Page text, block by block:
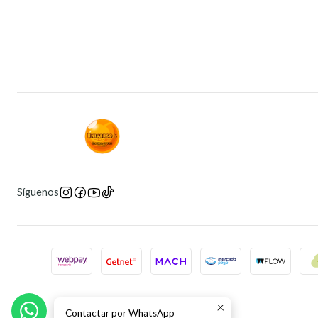
Síguenos
Contactar por WhatsApp